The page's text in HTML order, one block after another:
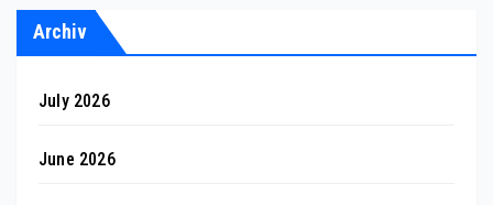
Archiv
July 2026
June 2026